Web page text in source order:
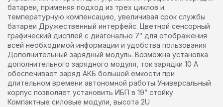
батареи, применяя подход из трех циклов и
температурную компенсацию, увеличивая срок службы
батареи Дружественный интерфейс. Цветной сенсорный
графический дисплей с диагональю 7″ для отображения
всей необходимой информации и удобства пользования
Дополнительный зарядный модуль. Возможна установка
дополнительного зарядного модуля, ток зарядки 10 А
обеспечивает заряд АКБ большой ёмкости при
длительном времени автономной работы Универсальный
корпус позволяет установить ИБП в 19” стойку
Компактные силовые модули, высота 2U